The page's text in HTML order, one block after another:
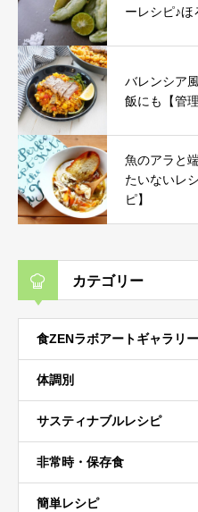
ーレシピ♪
バレンシア
飯にも【管
魚のアラと
たいないレ
ピ】
カテゴリー
食ZENラボアートギャラリー
体調別
サスティナブルレシピ
非常時・保存食
簡単レシピ